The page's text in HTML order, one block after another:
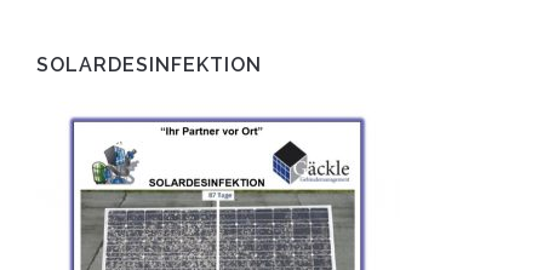
SOLARDESINFEKTION